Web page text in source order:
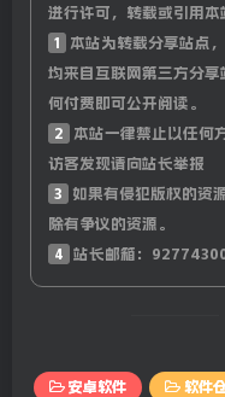
进行许可，转载或引用本
1
本站为转载分享站点
均来自互联网第三方分
何付费即可公开阅读。
2
本站一律禁止以任何
访客发现请向站长举报
3
如果有侵犯版权的资
除有争议的资源。
4 站长邮箱：
安卓软件 软件